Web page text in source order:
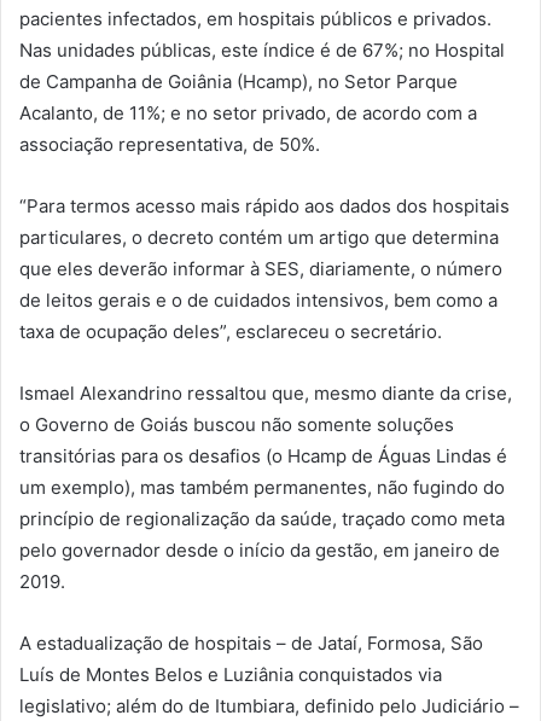
pacientes infectados, em hospitais públicos e privados.
Nas unidades públicas, este índice é de 67%; no Hospital
de Campanha de Goiânia (Hcamp), no Setor Parque
Acalanto, de 11%; e no setor privado, de acordo com a
associação representativa, de 50%.
“Para termos acesso mais rápido aos dados dos hospitais
particulares, o decreto contém um artigo que determina
que eles deverão informar à SES, diariamente, o número
de leitos gerais e o de cuidados intensivos, bem como a
taxa de ocupação deles”, esclareceu o secretário.
Ismael Alexandrino ressaltou que, mesmo diante da crise,
o Governo de Goiás buscou não somente soluções
transitórias para os desafios (o Hcamp de Águas Lindas é
um exemplo), mas também permanentes, não fugindo do
princípio de regionalização da saúde, traçado como meta
pelo governador desde o início da gestão, em janeiro de
2019.
A estadualização de hospitais – de Jataí, Formosa, São
Luís de Montes Belos e Luziânia conquistados via
legislativo; além do de Itumbiara, definido pelo Judiciário –